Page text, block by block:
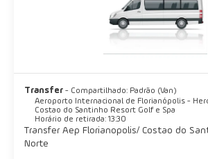
Transfer - Compartilhado: Padrão (Van)
Aeroporto Internacional de Florianópolis -
Costao do Santinho Resort Golf e Spa
Horário de retirada: 13:30
Transfer Aep Florianopolis/ Costao do
Norte